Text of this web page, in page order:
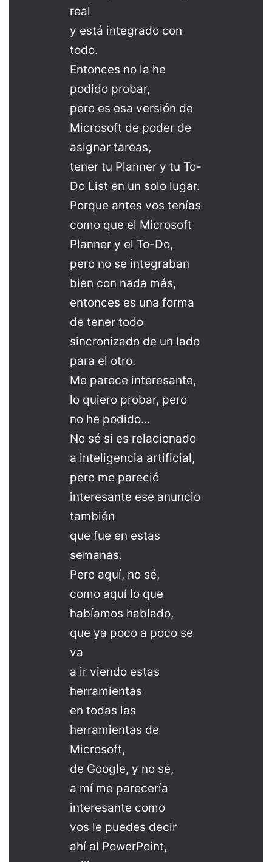
real
y está integrado con
todo.
Entonces no la he
podido probar,
pero es esa versión de
Microsoft de poder de
asignar tareas,
tener tu Planner y tu To-
Do List en un solo lugar.
Porque antes vos tenías
como que el Microsoft
Planner y el To-Do,
pero no se integraban
bien con nada más,
entonces es una forma
de tener todo
sincronizado de un lado
para el otro.
Me parece interesante,
lo quiero probar, pero
no he podido…
No sé si es relacionado
a inteligencia artificial,
pero me pareció
interesante ese anuncio
también
que fue en estas
semanas.
Pero aquí, no sé,
como aquí lo que
habíamos hablado,
que ya poco a poco se
va
a ir viendo estas
herramientas
en todas las
herramientas de
Microsoft,
de Google, y no sé,
a mí me parecería
interesante como
vos le puedes decir
ahí al PowerPoint,